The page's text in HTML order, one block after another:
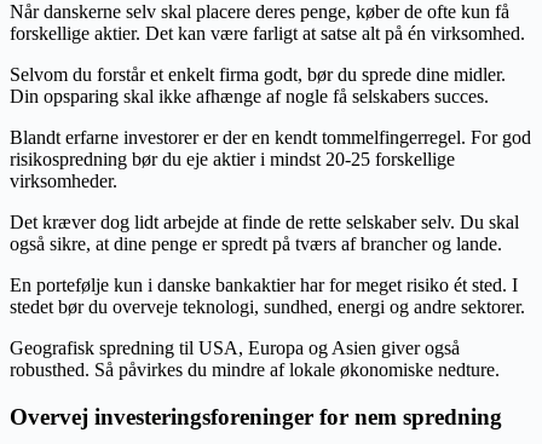
Når danskerne selv skal placere deres penge, køber de ofte kun få
forskellige aktier. Det kan være farligt at satse alt på én virksomhed.
Selvom du forstår et enkelt firma godt, bør du sprede dine midler.
Din opsparing skal ikke afhænge af nogle få selskabers succes.
Blandt erfarne investorer er der en kendt tommelfingerregel. For god
risikospredning bør du eje aktier i mindst 20-25 forskellige
virksomheder.
Det kræver dog lidt arbejde at finde de rette selskaber selv. Du skal
også sikre, at dine penge er spredt på tværs af brancher og lande.
En portefølje kun i danske bankaktier har for meget risiko ét sted. I
stedet bør du overveje teknologi, sundhed, energi og andre sektorer.
Geografisk spredning til USA, Europa og Asien giver også
robusthed. Så påvirkes du mindre af lokale økonomiske nedture.
Overvej investeringsforeninger for nem spredning